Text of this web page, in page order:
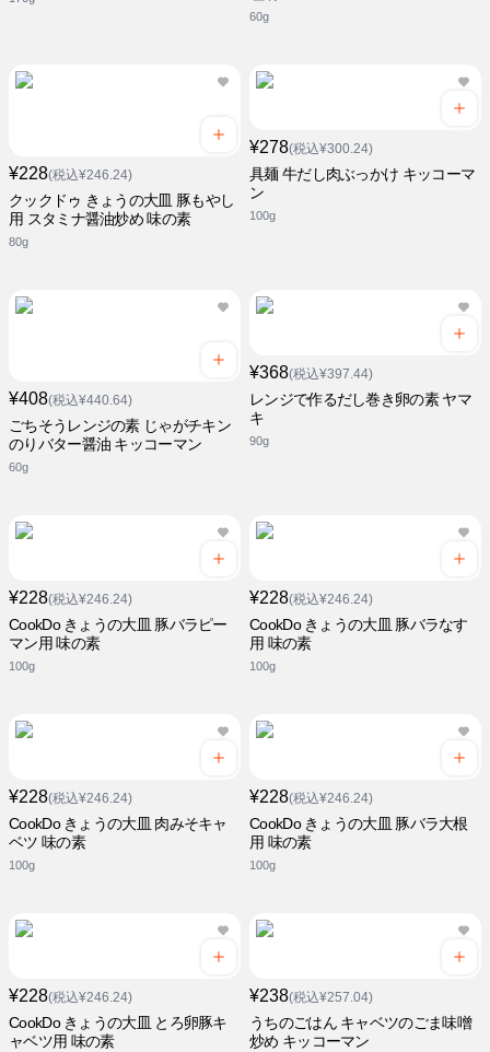
60g
¥228(税込¥246.24)
クックドゥ きょうの大皿 豚もやし
用 スタミナ醤油炒め 味の素
80g
¥278(税込¥300.24)
具麺 牛だし肉ぶっかけ キッコーマ
ン
100g
¥408(税込¥440.64)
ごちそうレンジの素 じゃがチキン
のりバター醤油 キッコーマン
60g
¥368(税込¥397.44)
レンジで作るだし巻き卵の素 ヤマ
キ
90g
¥228(税込¥246.24)
CookDo きょうの大皿 豚バラピー
マン用 味の素
100g
¥228(税込¥246.24)
CookDo きょうの大皿 豚バラなす
用 味の素
100g
¥228(税込¥246.24)
CookDo きょうの大皿 肉みそキャ
ベツ 味の素
100g
¥228(税込¥246.24)
CookDo きょうの大皿 豚バラ大根
用 味の素
100g
¥228(税込¥246.24)
CookDo きょうの大皿 とろ卵豚キ
ャベツ用 味の素
¥238(税込¥257.04)
うちのごはん キャベツのごま味噌
炒め キッコーマン